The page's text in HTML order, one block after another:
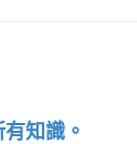
知識。